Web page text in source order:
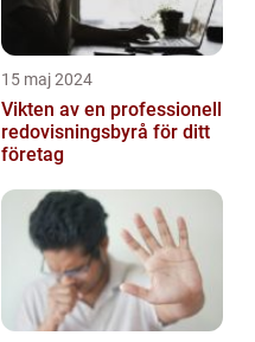
15 maj 2024
Vikten av en professionell
redovisningsbyrå för ditt
företag